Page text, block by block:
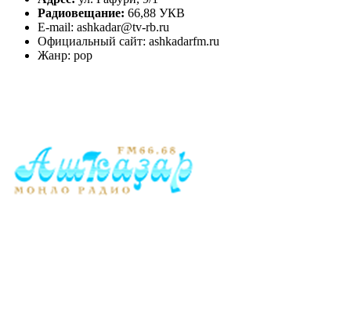
Радиовещание: 66,88 УКВ
E-mail: ashkadar@tv-rb.ru
Официальный сайт: ashkadarfm.ru
Жанр: pop